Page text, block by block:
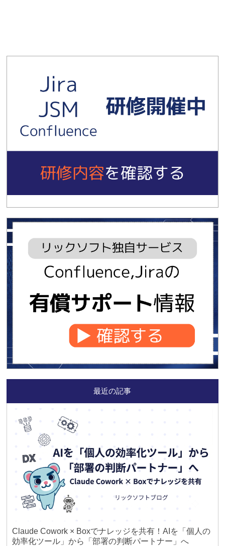
最近の記事
Claude Cowork × Boxでナレッジを共有！AIを「個人の
効率化ツール」から「部署の判断パートナー」へ